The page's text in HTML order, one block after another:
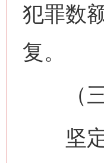
犯罪数
复。
（三
坚定